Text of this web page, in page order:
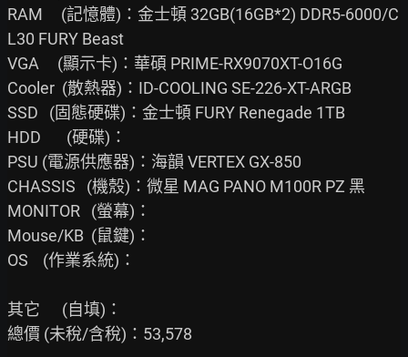
RAM     (記憶體)：金士頓 32GB(16GB*2) DDR5-6000/C
L30 FURY Beast
VGA     (顯示卡)：華碩 PRIME-RX9070XT-O16G
Cooler  (散熱器)：ID-COOLING SE-226-XT-ARGB
SSD   (固態硬碟)：金士頓 FURY Renegade 1TB
HDD       (硬碟)：
PSU (電源供應器)：海韻 VERTEX GX-850
CHASSIS   (機殼)：微星 MAG PANO M100R PZ 黑
MONITOR   (螢幕)：
Mouse/KB  (鼠鍵)：
OS    (作業系統)：
其它      (自填)：
總價 (未稅/含稅)：53,578